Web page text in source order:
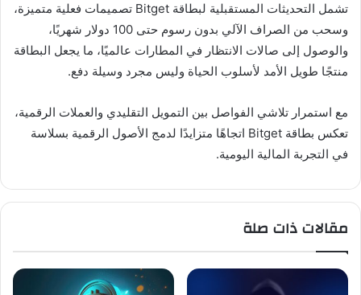
تشمل التحديثات المستقبلية لبطاقة Bitget تصميمات فعلية متميزة،
وسحب من الصراف الآلي بدون رسوم حتى 100 دولار شهريًا،
والوصول إلى صالات الانتظار في المطارات عالميًا، ما يجعل البطاقة
منتجًا طويل الأمد لأسلوب الحياة وليس مجرد وسيلة دفع.
مع استمرار تلاشي الفواصل بين التمويل التقليدي والعملات الرقمية،
تعكس بطاقة Bitget اتجاهًا متزايدًا لدمج الأصول الرقمية بسلاسة
في التجربة المالية اليومية.
مقالات ذات صلة